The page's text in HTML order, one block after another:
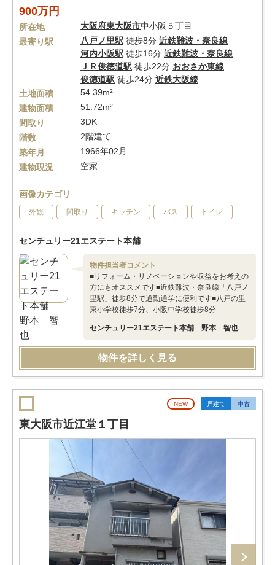
900万円
所在地 大阪府東大阪市中小阪５丁目
最寄り駅
八戸ノ里駅 徒歩8分 近鉄難波・奈良線
河内小阪駅 徒歩16分 近鉄難波・奈良線
ＪＲ俊徳道駅 徒歩22分 おおさか東線
俊徳道駅 徒歩24分 近鉄大阪線
土地面積
54.39m²
建物面積
51.72m²
間取り
3DK
階数
2階建て
築年月
1966年02月
建物現況
空家
画像カテゴリ
外観 間取り キッチン バス トイレ
センチュリー21エステート本舗
物件担当者コメント
■リフォーム・リノベーションや収益をお考えの
方にもオススメです■近鉄難波・奈良線「八戸ノ
里駅」徒歩8分で通勤通学に便利です■八戸の里
東小学校徒歩7分、小阪中学校徒歩8分
センチュリー21エステート本舗 野本 智也
物件を詳しく見る
NEW 戸建て 中古
東大阪市近江堂１丁目